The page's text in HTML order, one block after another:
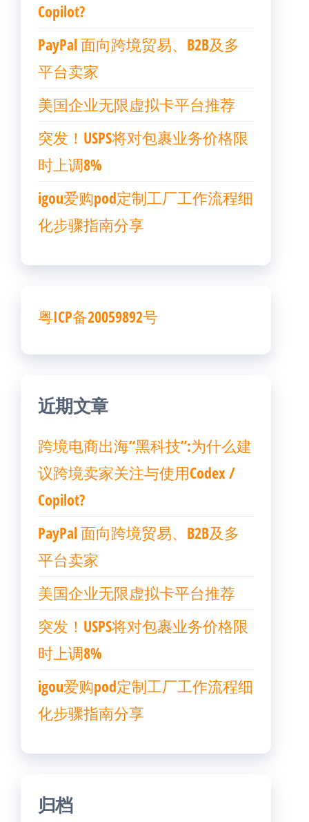
Copilot?
PayPal 面向跨境贸易、B2B及多
平台卖家
美国企业无限虚拟卡平台推荐
突发！USPS将对包裹业务价格限
时上调8%
igou爱购pod定制工厂工作流程细
化步骤指南分享
粤ICP备20059892号
近期文章
跨境电商出海“黑科技”:为什么建
议跨境卖家关注与使用Codex /
Copilot?
PayPal 面向跨境贸易、B2B及多
平台卖家
美国企业无限虚拟卡平台推荐
突发！USPS将对包裹业务价格限
时上调8%
igou爱购pod定制工厂工作流程细
化步骤指南分享
归档